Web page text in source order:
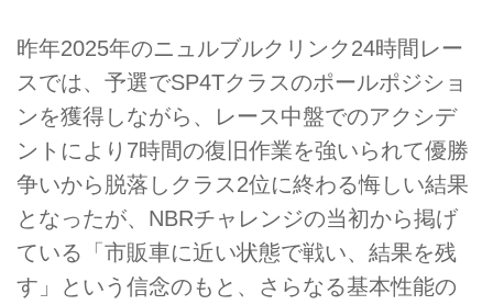
昨年2025年のニュルブルクリンク24時間レー
スでは、予選でSP4Tクラスのポールポジショ
ンを獲得しながら、レース中盤でのアクシデ
ントにより7時間の復旧作業を強いられて優勝
争いから脱落しクラス2位に終わる悔しい結果
となったが、NBRチャレンジの当初から掲げ
ている「市販車に近い状態で戦い、結果を残
す」という信念のもと、さらなる基本性能の